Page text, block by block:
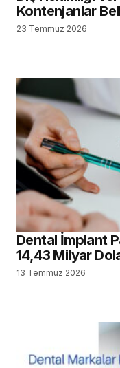
Kontenjanlar
23 Temmuz 2026
Dental İmplant
14,43 Milyar
13 Temmuz 2026